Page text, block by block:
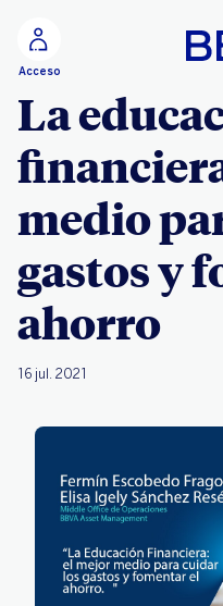
Acceso
La
medio
gastos y
ahorro
16 jul. 2021